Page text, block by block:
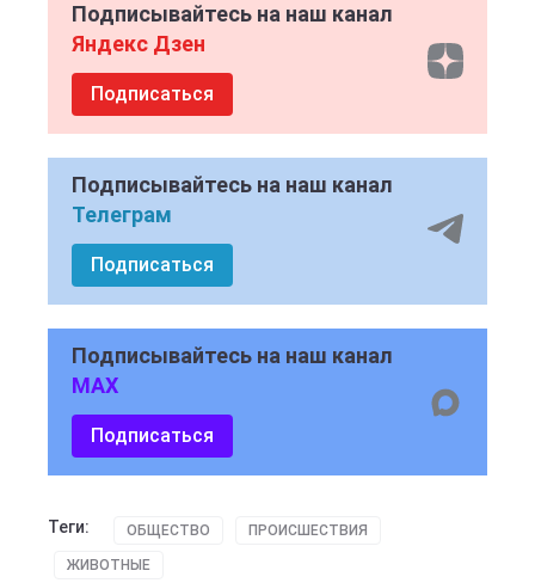
Подписывайтесь на наш канал
Яндекс Дзен
Подписаться
Подписывайтесь на наш канал
Телеграм
Подписаться
Подписывайтесь на наш канал
MAX
Подписаться
Теги: ОБЩЕСТВО ПРОИСШЕСТВИЯ
ЖИВОТНЫЕ